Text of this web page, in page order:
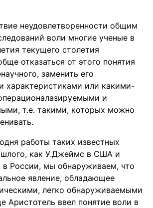
неудовлетворенности общим
воли многие ученые в
текущего столетия
отказаться от этого понятия
заменить его
характеристиками или какими-
и
т.е. такими, которых можно
работы таких известных
как У.Джеймс в США и
в России, мы обнаруживаем, что
явление, обладающее
легко обнаруживаемыми
Аристотель ввел понятие воли в